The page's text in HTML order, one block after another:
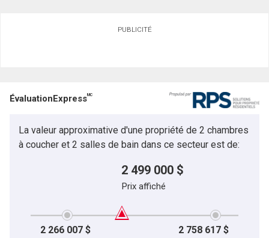
PUBLICITÉ
ÉvaluationExpressMC
La valeur approximative d'une propriété de 2 chambres
à coucher et 2 salles de bain dans ce secteur est de:
2 499 000 $
Prix affiché
2 266 007 $ 2 758 617 $